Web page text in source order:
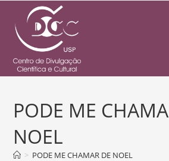
PODE ME
NOEL
> PODE ME CHAMAR DE NOEL